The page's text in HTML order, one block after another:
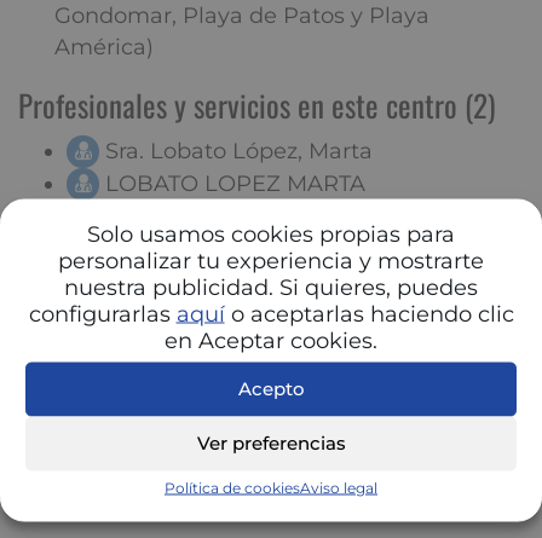
Solo usamos cookies propias para
personalizar tu experiencia y mostrarte
nuestra publicidad. Si quieres, puedes
configurarlas aquío aceptarlas haciendo clic
en Aceptar cookies.
Acepto
Ver preferencias
Política de cookiesAviso legal
Gondomar, Playa de Patos y Playa
América)
Profesionales y servicios en este centro (2)
Sra. Lobato López, Marta
LOBATO LOPEZ MARTA